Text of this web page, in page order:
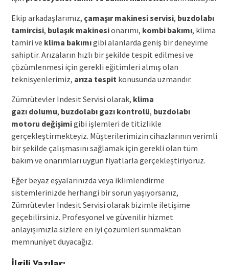
Ekip arkadaşlarımız, çamaşır makinesi servisi, buzdolabı
tamircisi, bulaşık makinesionarımı, kombi bakımı, klima
tamiri ve klima bakımıgibi alanlarda geniş bir deneyime
sahiptir. Arızaların hızlı bir şekilde tespit edilmesi ve
çözümlenmesi için gerekli eğitimleri almış olan
teknisyenlerimiz, arıza tespitkonusunda uzmandır.
Zümrütevler Indesit Servisi olarak, klima
gazıdolumu, buzdolabı gazıkontrolü, buzdolabı
motoru değişimigibi işlemleri de titizlikle
gerçekleştirmekteyiz. Müşterilerimizin cihazlarının verimli
bir şekilde çalışmasını sağlamak için gerekli olan tüm
bakım ve onarımları uygun fiyatlarla gerçekleştiriyoruz.
Eğer beyaz eşyalarınızda veya iklimlendirme
sistemlerinizde herhangi bir sorun yaşıyorsanız,
Zümrütevler Indesit Servisi olarak bizimle iletişime
geçebilirsiniz. Profesyonel ve güvenilir hizmet
anlayışımızla sizlere en iyi çözümleri sunmaktan
memnuniyet duyacağız.